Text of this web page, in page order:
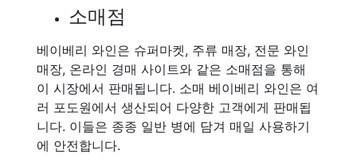
소매점
베이베리 와인은 슈퍼마켓, 주류 매장, 전문 와인
매장, 온라인 경매 사이트와 같은 소매점을 통해
이 시장에서 판매됩니다. 소매 베이베리 와인은 여
러 포도원에서 생산되어 다양한 고객에게 판매됩
니다. 이들은 종종 일반 병에 담겨 매일 사용하기
에 안전합니다.